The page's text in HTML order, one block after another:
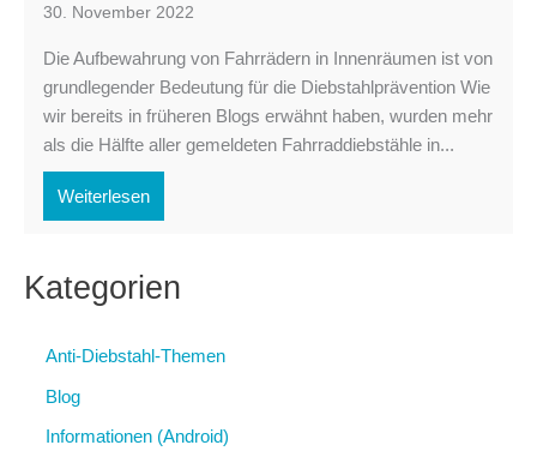
30. November 2022
Die Aufbewahrung von Fahrrädern in Innenräumen ist von
grundlegender Bedeutung für die Diebstahlprävention Wie
wir bereits in früheren Blogs erwähnt haben, wurden mehr
als die Hälfte aller gemeldeten Fahrraddiebstähle in...
Weiterlesen
Kategorien
Anti-Diebstahl-Themen
Blog
Informationen (Android)